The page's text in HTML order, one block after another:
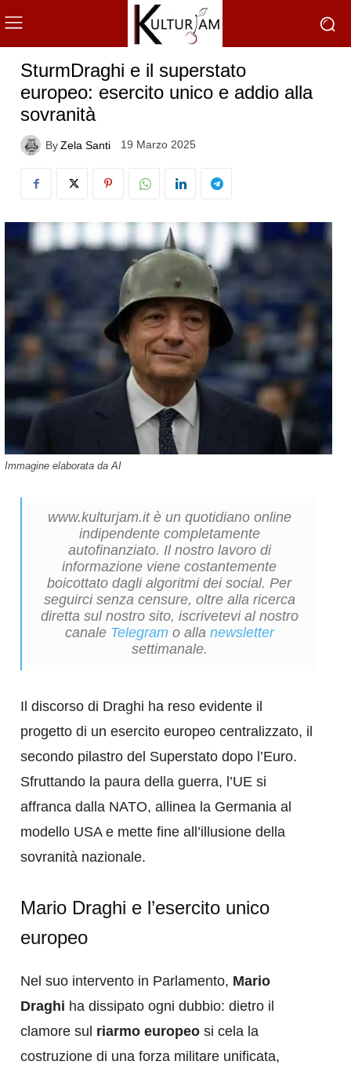
SturmDraghi e il superstato
europeo: esercito unico e addio alla
sovranità
ByZela Santi 19 Marzo 2025
Immagine elaborata da AI
www.kulturjam.it è un quotidiano online
indipendente completamente
autofinanziato. Il nostro lavoro di
informazione viene costantemente
boicottato dagli algoritmi dei social. Per
seguirci senza censure, oltre alla ricerca
diretta sul nostro sito, iscrivetevi al nostro
canale Telegram o alla newsletter
settimanale.
Il discorso di Draghi ha reso evidente il
progetto di un esercito europeo centralizzato, il
secondo pilastro del Superstato dopo l’Euro.
Sfruttando la paura della guerra, l’UE si
affranca dalla NATO, allinea la Germania al
modello USA e mette fine all’illusione della
sovranità nazionale.
Mario Draghi e l’esercito unico
europeo
Nel suo intervento in Parlamento, Mario
Draghi ha dissipato ogni dubbio: dietro il
clamore sul riarmo europeo si cela la
costruzione di una forza militare unificata,